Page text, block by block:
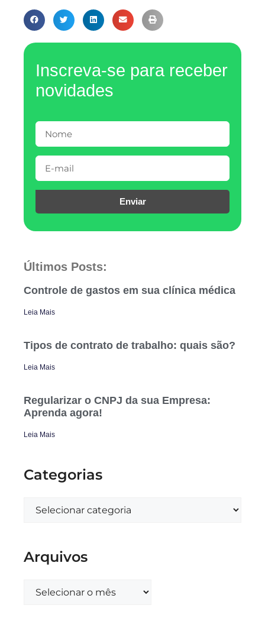
Inscreva-se para receber
novidades
Enviar
Últimos Posts:
Controle de gastos em sua clínica médica
Leia Mais
Tipos de contrato de trabalho: quais são?
Leia Mais
Regularizar o CNPJ da sua Empresa:
Aprenda agora!
Leia Mais
Categorias
Arquivos